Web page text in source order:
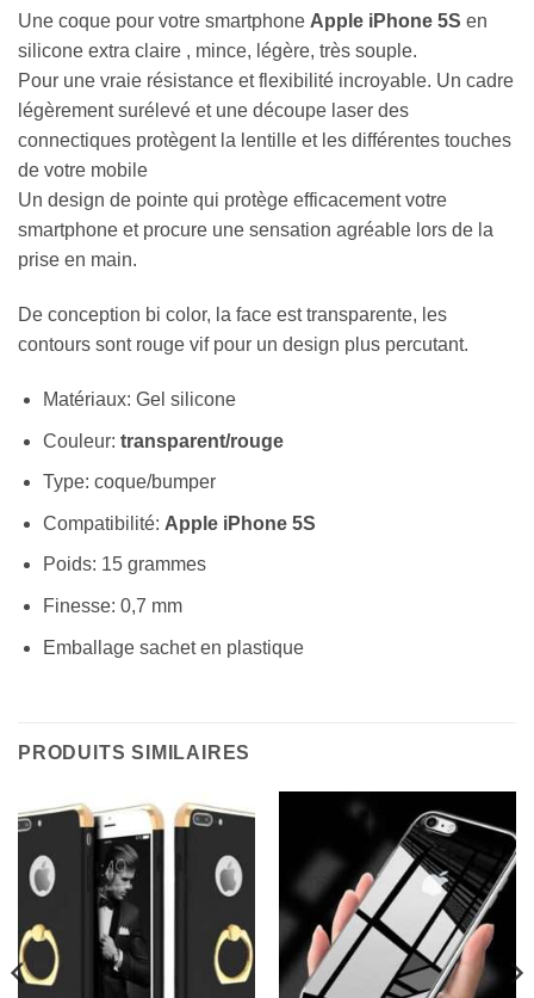
Une coque pour votre smartphone Apple iPhone 5S en
silicone extra claire , mince, légère, très souple.
Pour une vraie résistance et flexibilité incroyable. Un cadre
légèrement surélevé et une découpe laser des
connectiques protègent la lentille et les différentes touches
de votre mobile
Un design de pointe qui protège efficacement votre
smartphone et procure une sensation agréable lors de la
prise en main.
De conception bi color, la face est transparente, les
contours sont rouge vif pour un design plus percutant.
Matériaux: Gel silicone
Couleur: transparent/rouge
Type: coque/bumper
Compatibilité: Apple iPhone 5S
Poids: 15 grammes
Finesse: 0,7 mm
Emballage sachet en plastique
PRODUITS SIMILAIRES